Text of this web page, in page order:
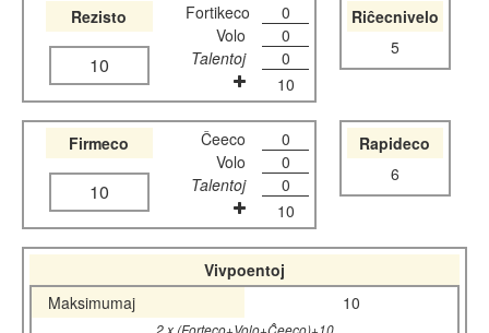
Rezisto
10
Fortikeco
0
Volo
0
Talentoj
0
10
Riĉecnivelo
5
Firmeco
10
Ĉeeco
0
Volo
0
Talentoj
0
10
Rapideco
6
Vivpoentoj
Maksimumaj
10